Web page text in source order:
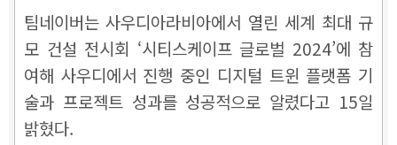
팀네이버는 사우디아라비아에서 열린 세계 최대 규
모 건설 전시회 ‘시티스케이프 글로벌 2024’에 참
여해 사우디에서 진행 중인 디지털 트윈 플랫폼 기
술과 프로젝트 성과를 성공적으로 알렸다고 15일
밝혔다.